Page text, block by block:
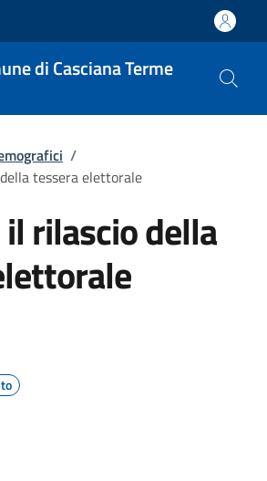
di Casciana Terme
/
tessera elettorale
rilascio della